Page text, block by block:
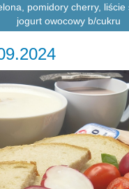
pomidory cherry, liście
jogurt owocowy b/cukru